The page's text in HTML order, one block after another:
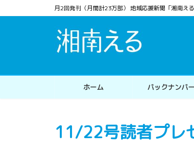
ン
ス
ビ
ン
月2回発刊（月間計23万部） 地域応援新聞「湘南え
ホーム バックナンバー
11/22号読者プレ